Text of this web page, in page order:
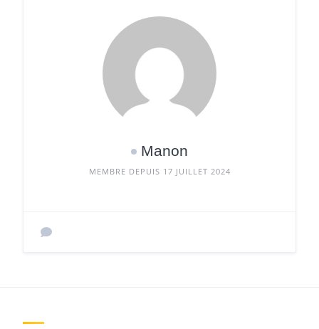
Manon
MEMBRE DEPUIS 17 JUILLET 2024